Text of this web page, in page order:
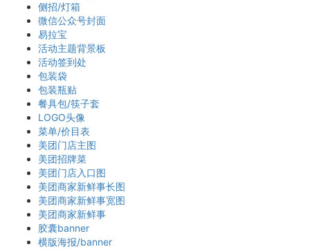
侧招/灯箱
微信公众号封面
易拉宝
活动主题背景板
活动签到处
包装袋
包装瓶贴
餐具包/筷子套
LOGO头像
菜单/价目表
美团门店主图
美团招牌菜
美团门店入口图
美团商家新鲜事长图
美团商家新鲜事宽图
美团商家新鲜事
胶囊banner
横版海报/banner